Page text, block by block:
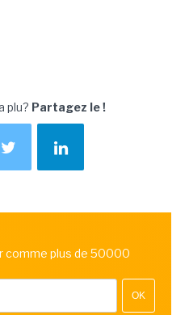
plu? Partagez le !
comme plus de 50000
OK